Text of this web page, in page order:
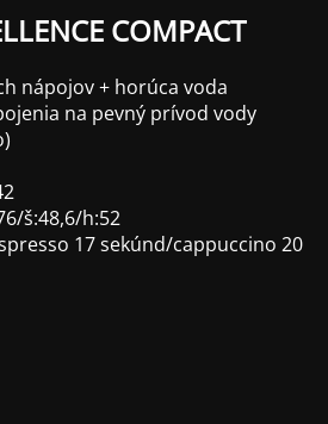
COMPACT
nápojov + horúca voda
na pevný prívod vody
š:48,6/h:52
17 sekúnd/cappuccino 20